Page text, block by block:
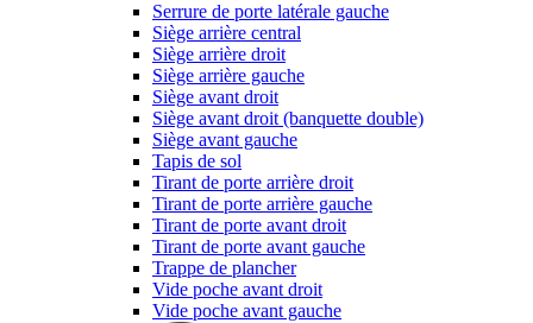
Serrure de porte latérale gauche
Siège arrière central
Siège arrière droit
Siège arrière gauche
Siège avant droit
Siège avant droit (banquette double)
Siège avant gauche
Tapis de sol
Tirant de porte arrière droit
Tirant de porte arrière gauche
Tirant de porte avant droit
Tirant de porte avant gauche
Trappe de plancher
Vide poche avant droit
Vide poche avant gauche